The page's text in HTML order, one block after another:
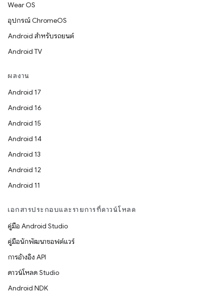
Wear OS
อุปกรณ์ ChromeOS
Android สำหรับรถยนต์
Android TV
ผลงาน
Android 17
Android 16
Android 15
Android 14
Android 13
Android 12
Android 11
เอกสารประกอบและรายการที่ดาวน์โหลด
คู่มือ Android Studio
คู่มือนักพัฒนาซอฟต์แวร์
การอ้างอิง API
ดาวน์โหลด Studio
Android NDK